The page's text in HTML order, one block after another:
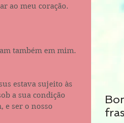
ao meu coração.
estava sujeito às
a sua condição
e ser o nosso